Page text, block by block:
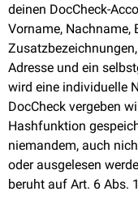
deinen DocCheck-
Vorname, Nachname,
Adresse und ein
wird eine individuelle
DocCheck vergeben
Hashfunktion
niemandem, auch
oder ausgelesen
beruht auf Art. 6 Abs.